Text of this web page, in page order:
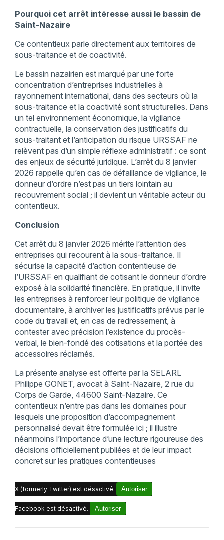
Pourquoi cet arrêt intéresse aussi le bassin de
Saint-Nazaire
Ce contentieux parle directement aux territoires de
sous-traitance et de coactivité.
Le bassin nazairien est marqué par une forte
concentration d’entreprises industrielles à
rayonnement international, dans des secteurs où la
sous-traitance et la coactivité sont structurelles. Dans
un tel environnement économique, la vigilance
contractuelle, la conservation des justificatifs du
sous-traitant et l’anticipation du risque URSSAF ne
relèvent pas d’un simple réflexe administratif : ce sont
des enjeux de sécurité juridique. L’arrêt du 8 janvier
2026 rappelle qu’en cas de défaillance de vigilance, le
donneur d’ordre n’est pas un tiers lointain au
recouvrement social ; il devient un véritable acteur du
contentieux.
Conclusion
Cet arrêt du 8 janvier 2026 mérite l’attention des
entreprises qui recourent à la sous-traitance. Il
sécurise la capacité d’action contentieuse de
l’URSSAF en qualifiant de cotisant le donneur d’ordre
exposé à la solidarité financière. En pratique, il invite
les entreprises à renforcer leur politique de vigilance
documentaire, à archiver les justificatifs prévus par le
code du travail et, en cas de redressement, à
contester avec précision l’existence du procès-
verbal, le bien-fondé des cotisations et la portée des
accessoires réclamés.
La présente analyse est offerte par la SELARL
Philippe GONET, avocat à Saint-Nazaire, 2 rue du
Corps de Garde, 44600 Saint-Nazaire. Ce
contentieux n’entre pas dans les domaines pour
lesquels une proposition d’accompagnement
personnalisé devait être formulée ici ; il illustre
néanmoins l’importance d’une lecture rigoureuse des
décisions officiellement publiées et de leur impact
concret sur les pratiques contentieuses
X (formerly Twitter) est désactivé. Autoriser
Facebook est désactivé. Autoriser